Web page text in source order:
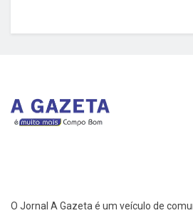
O Jornal A Gazeta é um veículo de